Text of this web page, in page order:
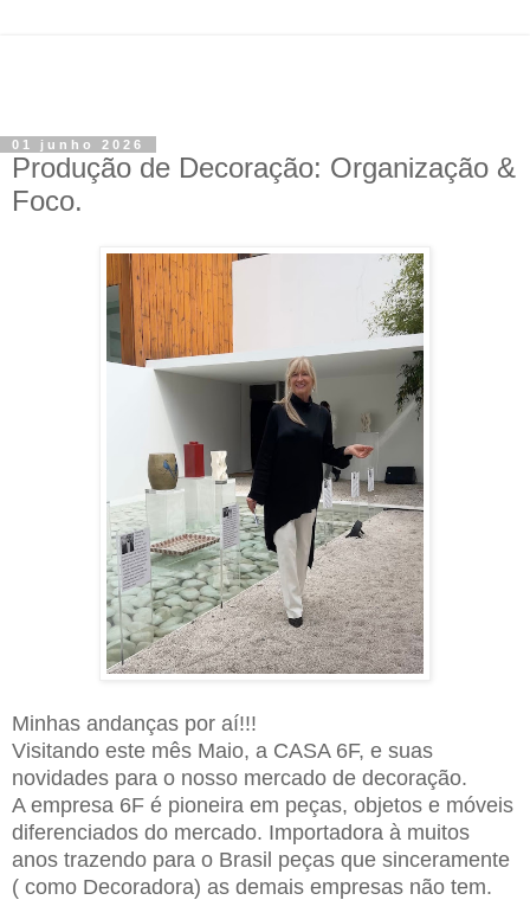
01 junho 2026
Produção de Decoração: Organização &
Foco.
Minhas andanças por aí!!!
Visitando este mês Maio, a CASA 6F, e suas
novidades para o nosso mercado de decoração.
A empresa 6F é pioneira em peças, objetos e móveis
diferenciados do mercado. Importadora à muitos
anos trazendo para o Brasil peças que sinceramente
( como Decoradora) as demais empresas não tem.